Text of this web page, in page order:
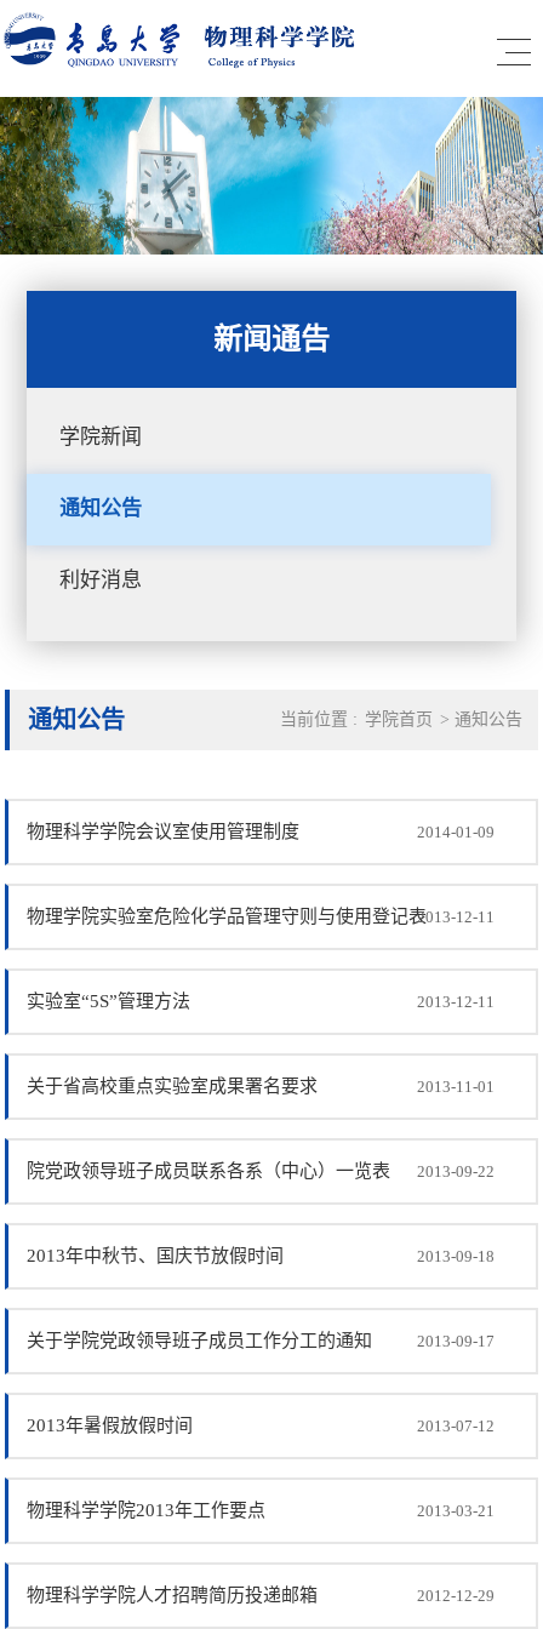
新闻通告
学院新闻
通知公告
利好消息
通知公告 当前位置 : 学院首页 > 通知公告
物理科学学院会议室使用管理制度 2014-01-09
物理学院实验室危险化学品管理守则与使用登记表2013-12-11
实验室“5S”管理方法 2013-12-11
关于省高校重点实验室成果署名要求 2013-11-01
院党政领导班子成员联系各系（中心）一览表 2013-09-22
2013年中秋节、国庆节放假时间 2013-09-18
关于学院党政领导班子成员工作分工的通知 2013-09-17
2013年暑假放假时间 2013-07-12
物理科学学院2013年工作要点 2013-03-21
物理科学学院人才招聘简历投递邮箱 2012-12-29